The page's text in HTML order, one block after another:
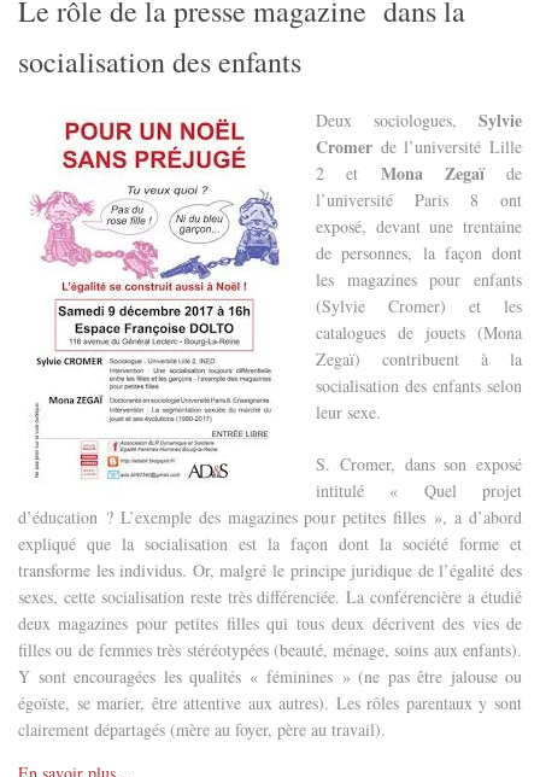
Le rôle de la presse magazine dans la
socialisation des enfants
Deux sociologues, Sylvie
Cromer de l’université Lille
2 et Mona Zegaïde
l’université Paris 8 ont
exposé, devant une trentaine
de personnes, la façon dont
les magazines pour enfants
(Sylvie Cromer) et les
catalogues de jouets (Mona
Zegaï) contribuent à la
socialisation des enfants selon
leur sexe.
S. Cromer, dans son exposé
intitulé « Quel projet
d’éducation ? L’exemple des magazines pour petites filles », a d’abord
expliqué que la socialisation est la façon dont la société forme et
transforme les individus. Or, malgré le principe juridique de l’égalité des
sexes, cette socialisation reste très différenciée. La conférencière a étudié
deux magazines pour petites filles qui tous deux décrivent des vies de
filles ou de femmes très stéréotypées (beauté, ménage, soins aux enfants).
Y sont encouragées les qualités « féminines » (ne pas être jalouse ou
égoïste, se marier, être attentive aux autres). Les rôles parentaux y sont
clairement départagés (mère au foyer, père au travail).